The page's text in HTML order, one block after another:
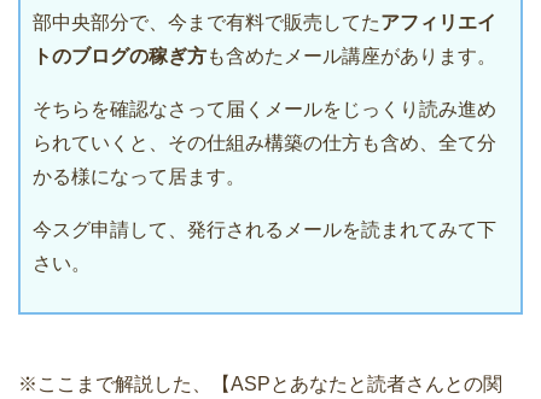
部中央部分で、今まで有料で販売してたアフィリエイ
トのブログの稼ぎ方も含めたメール講座があります。
そちらを確認なさって届くメールをじっくり読み進め
られていくと、その仕組み構築の仕方も含め、全て分
かる様になって居ます。
今スグ申請して、発行されるメールを読まれてみて下
さい。
※ここまで解説した、【ASPとあなたと読者さんとの関